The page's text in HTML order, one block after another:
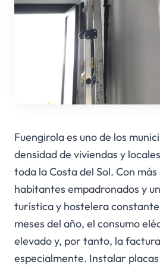
Fuengirola es uno de los
densidad de viviendas y
toda la Costa del Sol. Con
habitantes empadronados y
turística y hostelera
meses del año, el consumo
elevado y, por tanto, la
especialmente. Instalar